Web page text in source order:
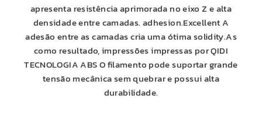
apresenta resistência aprimorada no eixo Z e alta
densidade entre camadas. adhesion.Excellent A
adesão entre as camadas cria uma ótima solidity.As
como resultado, impressões impressas porQIDI
TECNOLOGIAABSO filamento pode suportar grande
tensão mecânica sem quebrar e possui alta
durabilidade.